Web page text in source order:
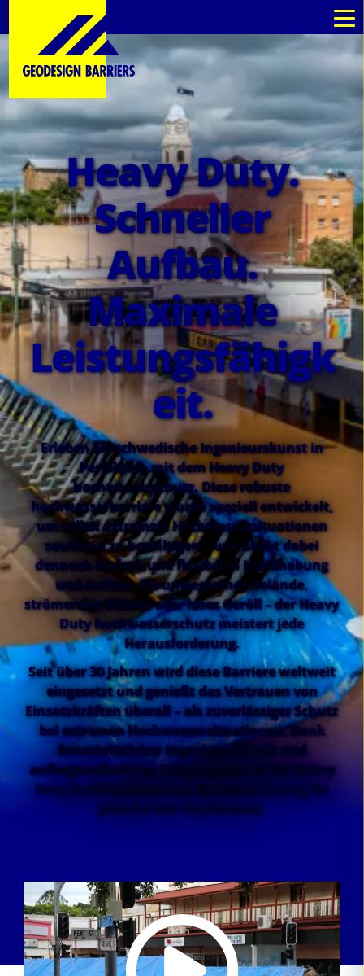
Heavy Duty.
Schneller
Aufbau.
Maximale
Leistungsfähigk
eit.
Erleben Sie schwedische Ingenieurskunst in
Perfektion mit dem Heavy Duty
hochwasserschutz. Diese robuste
hochwasserbarriere wurde speziell entwickelt,
um selbst extremste Hochwassersituationen
souverän zu bewältigen – und bleibt dabei
dennoch einfach und flexibel in Handhabung
und Aufbau. Ob unwegsames Gelände,
strömendes Wasser oder loses Geröll – der Heavy
Duty hochwasserschutz meistert jede
Herausforderung.
Seit über 30 Jahren wird diese Barriere weltweit
eingesetzt und genießt das Vertrauen von
Einsatzkräften überall – als zuverlässiger Schutz
bei extremen Hochwassersituationen. Dank
fortschrittlicher Ingenieurtechnik und
außergewöhnlicher Langlebigkeit ist der Heavy
Duty hochwasserschutz die ideale Lösung für
jede Art von Hochwasser.